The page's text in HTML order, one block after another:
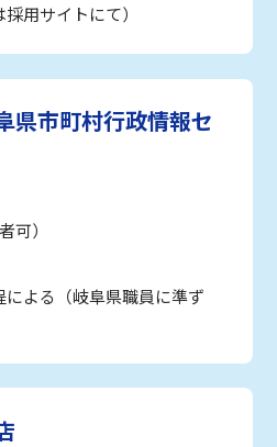
用サイトにて）
県市町村行政情報セ
可）
による（岐阜県職員に準ず